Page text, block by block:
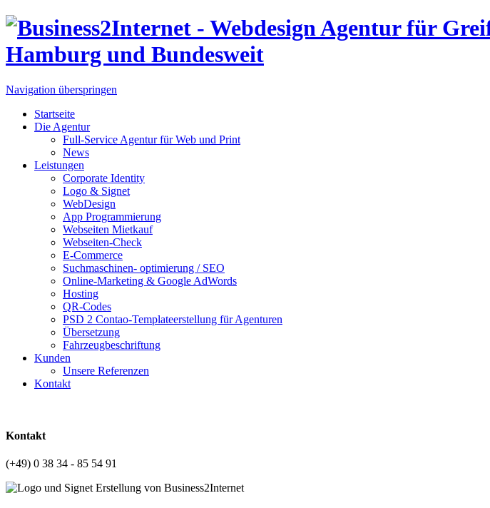
Navigation überspringen
Startseite
Die Agentur
Full-Service Agentur für Web und Print
News
Leistungen
Corporate Identity
Logo & Signet
WebDesign
App Programmierung
Webseiten Mietkauf
Webseiten-Check
E-Commerce
Suchmaschinen- optimierung / SEO
Online-Marketing & Google AdWords
Hosting
QR-Codes
PSD 2 Contao-Templateerstellung für Agenturen
Übersetzung
Fahrzeugbeschriftung
Kunden
Unsere Referenzen
Kontakt
Kontakt
(+49) 0 38 34 - 85 54 91